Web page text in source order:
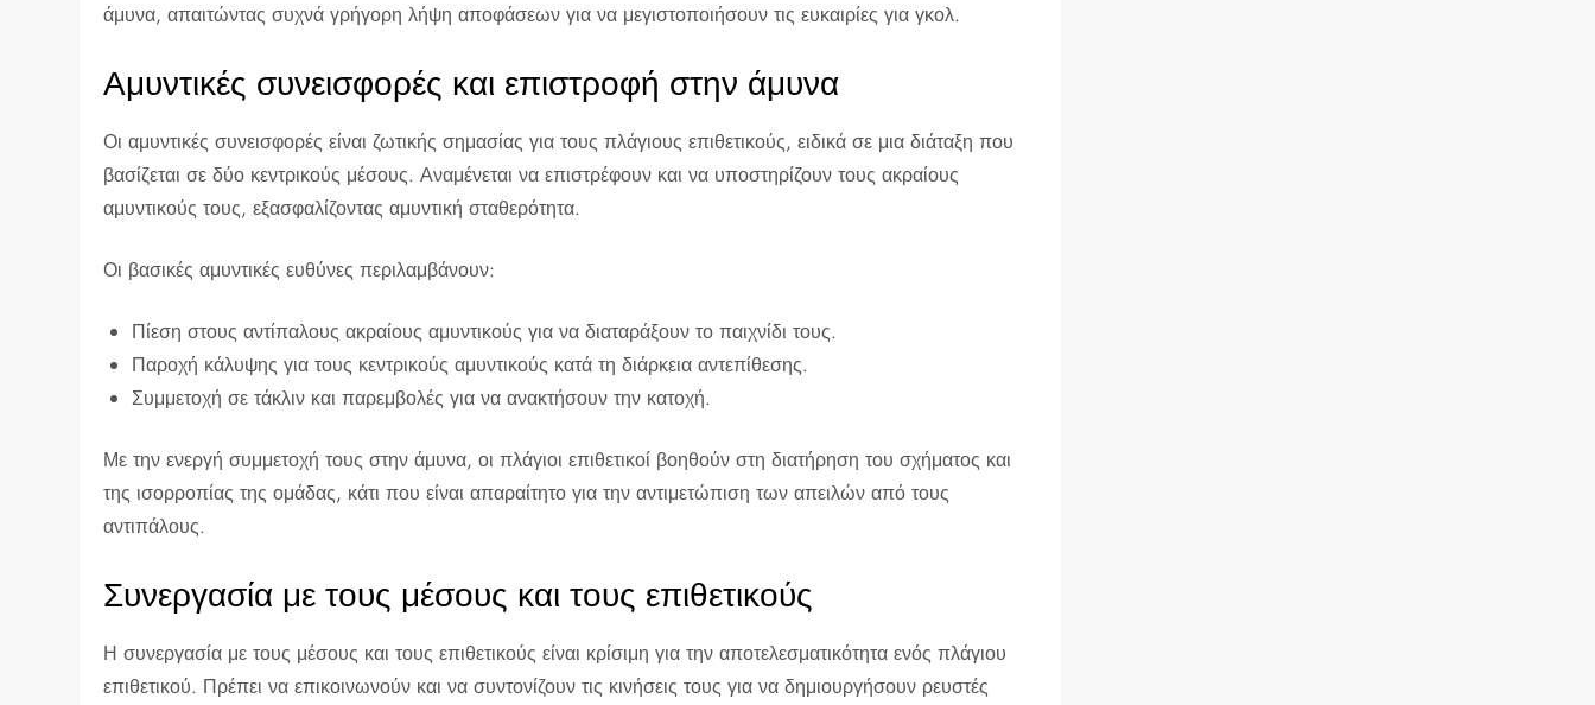
άμυνα, απαιτώντας συχνά γρήγορη λήψη αποφάσεων για να μεγιστοποιήσουν τις ευκαιρίες για γκολ.
Αμυντικές συνεισφορές και επιστροφή στην άμυνα
Οι αμυντικές συνεισφορές είναι ζωτικής σημασίας για τους πλάγιους επιθετικούς, ειδικά σε μια διάταξη που
βασίζεται σε δύο κεντρικούς μέσους. Αναμένεται να επιστρέφουν και να υποστηρίζουν τους ακραίους
αμυντικούς τους, εξασφαλίζοντας αμυντική σταθερότητα.
Οι βασικές αμυντικές ευθύνες περιλαμβάνουν:
Πίεση στους αντίπαλους ακραίους αμυντικούς για να διαταράξουν το παιχνίδι τους.
Παροχή κάλυψης για τους κεντρικούς αμυντικούς κατά τη διάρκεια αντεπίθεσης.
Συμμετοχή σε τάκλιν και παρεμβολές για να ανακτήσουν την κατοχή.
Με την ενεργή συμμετοχή τους στην άμυνα, οι πλάγιοι επιθετικοί βοηθούν στη διατήρηση του σχήματος και
της ισορροπίας της ομάδας, κάτι που είναι απαραίτητο για την αντιμετώπιση των απειλών από τους
αντιπάλους.
Συνεργασία με τους μέσους και τους επιθετικούς
Η συνεργασία με τους μέσους και τους επιθετικούς είναι κρίσιμη για την αποτελεσματικότητα ενός πλάγιου
επιθετικού. Πρέπει να επικοινωνούν και να συντονίζουν τις κινήσεις τους για να δημιουργήσουν ρευστές